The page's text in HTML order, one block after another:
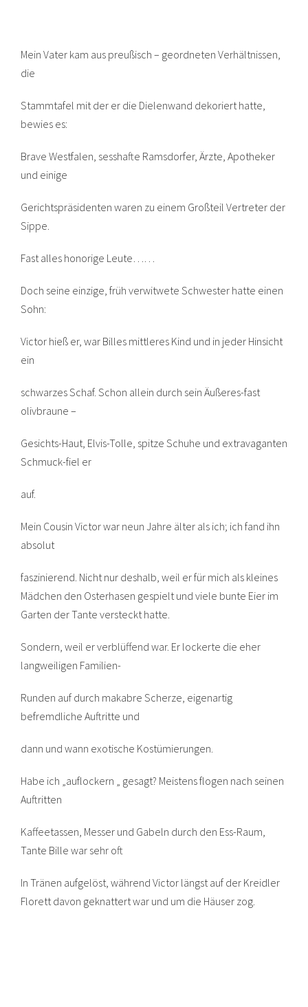
Mein Vater kam aus preußisch – geordneten Verhältnissen,
die
Stammtafel mit der er die Dielenwand dekoriert hatte,
bewies es:
Brave Westfalen, sesshafte Ramsdorfer, Ärzte, Apotheker
und einige
Gerichtspräsidenten waren zu einem Großteil Vertreter der
Sippe.
Fast alles honorige Leute……
Doch seine einzige, früh verwitwete Schwester hatte einen
Sohn:
Victor hieß er, war Billes mittleres Kind und in jeder Hinsicht
ein
schwarzes Schaf. Schon allein durch sein Äußeres-fast
olivbraune –
Gesichts-Haut, Elvis-Tolle, spitze Schuhe und extravaganten
Schmuck-fiel er
auf.
Mein Cousin Victor war neun Jahre älter als ich; ich fand ihn
absolut
faszinierend. Nicht nur deshalb, weil er für mich als kleines
Mädchen den Osterhasen gespielt und viele bunte Eier im
Garten der Tante versteckt hatte.
Sondern, weil er verblüffend war. Er lockerte die eher
langweiligen Familien-
Runden auf durch makabre Scherze, eigenartig
befremdliche Auftritte und
dann und wann exotische Kostümierungen.
Habe ich „auflockern „ gesagt? Meistens flogen nach seinen
Auftritten
Kaffeetassen, Messer und Gabeln durch den Ess-Raum,
Tante Bille war sehr oft
In Tränen aufgelöst, während Victor längst auf der Kreidler
Florett davon geknattert war und um die Häuser zog.